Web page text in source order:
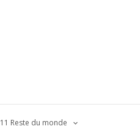
11 Reste du monde